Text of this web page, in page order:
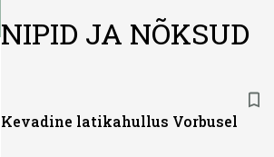
NIPID JA NÕKSUD
Kevadine latikahullus Vorbusel